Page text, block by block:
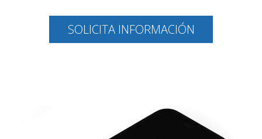
SOLICITA INFORMACIÓN